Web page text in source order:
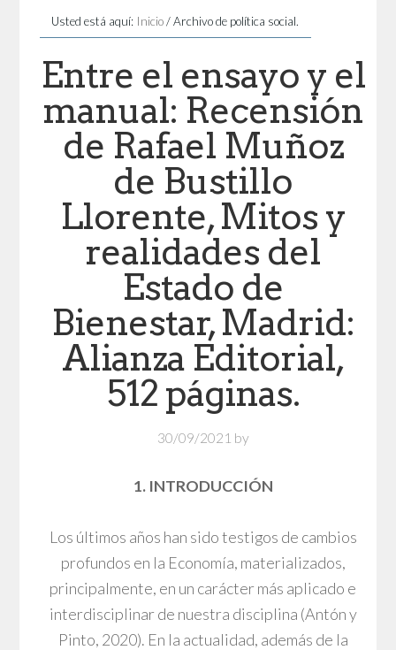
Usted está aquí: Inicio /Archivo de política social.
Entre el ensayo y el
manual: Recensión
de Rafael Muñoz
de Bustillo
Llorente, Mitos y
realidades del
Estado de
Bienestar, Madrid:
Alianza Editorial,
512 páginas.
30/09/2021 by
1. INTRODUCCIÓN
Los últimos años han sido testigos de cambios
profundos en la Economía, materializados,
principalmente, en un carácter más aplicado e
interdisciplinar de nuestra disciplina (Antón y
Pinto, 2020). En la actualidad, además de la